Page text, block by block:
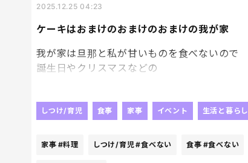
ケーキはおまけのおまけのおまけの我が家
2025.12.25 04:23
我が家は旦那と私が甘いものを食べないので
誕生日やクリスマスなどの
子供たちもあんこや団子が好き。
チョコは好きだから
しつけ/育児 食事 家事 イベント 生活と暮らし
家事 #料理 しつけ/育児#食べない 食事 #食べない